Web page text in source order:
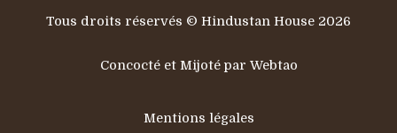
Tous droits réservés © Hindustan House 2026
Concocté et Mijoté par Webtao
Mentions légales